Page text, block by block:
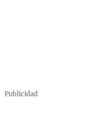
Publicidad